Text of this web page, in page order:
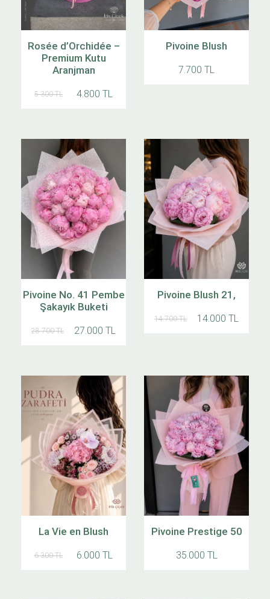
Rosée d’Orchidée –
Premium Kutu
Aranjman
5.300 TL 4.800 TL
Pivoine Blush
7.700 TL
Pivoine No. 41 Pembe
Şakayık Buketi
28.700 TL 27.000 TL
Pivoine Blush 21,
14.700 TL 14.000 TL
La Vie en Blush
6.300 TL 6.000 TL
Pivoine Prestige 50
35.000 TL